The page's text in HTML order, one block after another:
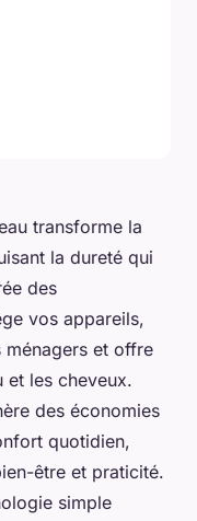
transforme la
la dureté qui
des
vos appareils,
ménagers et offre
et les cheveux.
des économies
quotidien,
être et praticité.
simple